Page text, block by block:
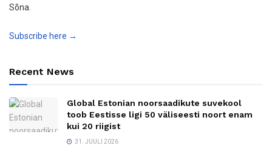
Sõna.
Subscribe here →
Recent News
Global Estonian noorsaadikute suvekool
toob Eestisse ligi 50 väliseesti noort enam
kui 20 riigist
31. JUULI 2026